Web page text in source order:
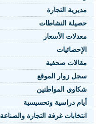
النصوص 2021
FRANÇAIS
مديرية التجارة
حصيلة النشاطات
معدلات الأسعار
الإحصائيات
مقالات صحفية
سجل زوار الموقع
شكاوي المواطنين
أيام دراسية وتحسيسية
انتخابات غرفة التجارة والصناعة